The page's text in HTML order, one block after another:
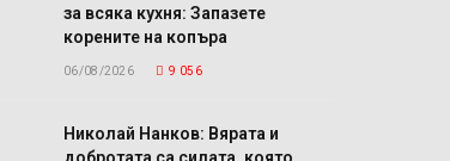
за всяка кухня: Запазете
корените на копъра
06/08/2026 9 056
Николай Нанков: Вярата и